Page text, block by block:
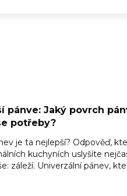
pánve: Jaký povrch
potřeby?
je ta nejlepší? Odpověď,
kuchyních uslyšíte
záleží. Univerzální pánev,